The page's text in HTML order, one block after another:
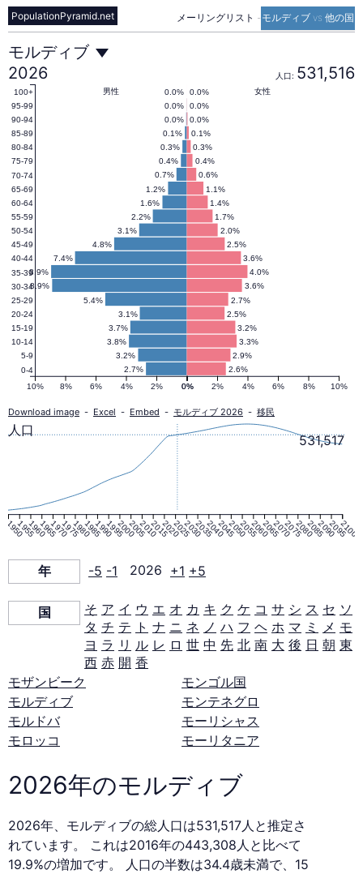
メーリングリスト - モルディブ vs 他の国
PopulationPyramid.net
モ
ル
デ
ィ
ブ
の
人
口
ピ
ミ
ッ
ド
2026
年
モルディブ
2026
人口: 531,516
2.6%
2.7%
2.9%
3.2%
3.3%
3.8%
3.2%
3.7%
2.5%
3.1%
2.7%
5.4%
3.6%
8.9%
4.0%
8.9%
3.6%
7.4%
2.5%
4.8%
2.0%
3.1%
1.7%
2.2%
1.4%
1.6%
1.1%
1.2%
0.6%
0.7%
0.4%
0.4%
0.3%
0.3%
0.1%
0.1%
0.0%
0.0%
0.0%
0.0%
0.0%
0.0% 女性
男性
0% 2% 4% 6% 8% 10%
10% 8% 6% 4% 2% 0%
0-4
5-9
10-14
15-19
20-24
25-29
30-34
35-39
40-44
45-49
50-54
55-59
60-64
65-69
70-74
75-79
80-84
85-89
90-94
95-99
100+
Download image - Excel - Embed - モルディブ 2026 - 移民
1950195519601965197019751980198519901995200020052010201520202025203020352040204520502055206020652070207520802085209020952100
531,517
人口
年 -5 -1 2026 +1 +5
国 そ ア イ ウ エ オ カ キ ク ケ コ サ シ ス セ ソ
タ チ テ ト ナ ニ ネ ノ ハ フ ヘ ホ マ ミ メ モ
ヨ ラ リ ル レ ロ 世 中 先 北 南 大 後 日 朝 東
西 赤 開 香
モザンビーク
モルディブ
モルドバ
モロッコ
モンゴル国
モンテネグロ
モーリシャス
モーリタニア
2026年のモルディブ
2026年、モルディブの総人口は531,517人と推定さ
れています。 これは2016年の443,308人と比べて
19.9%の増加です。 人口の半数は34.4歳未満で、15